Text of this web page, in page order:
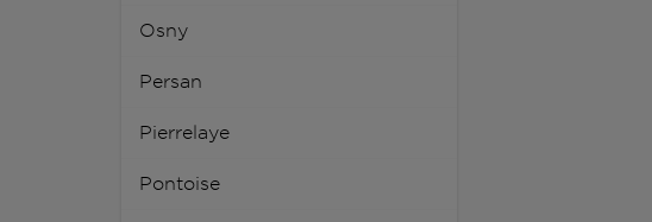
Osny
Persan
Pierrelaye
Pontoise